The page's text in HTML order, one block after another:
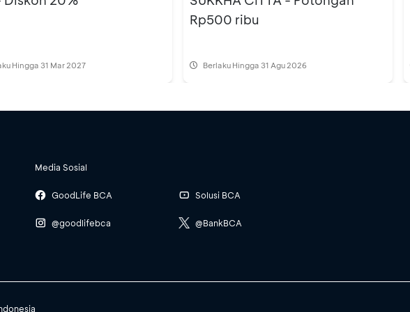
Hingga 31 Mar 2027
Rp500 ribu
Berlaku Hingga 31 Agu 2026
Media Sosial
GoodLife BCA
@goodlifebca
Solusi BCA
@BankBCA